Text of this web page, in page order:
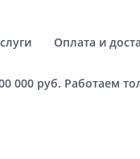
Оплата и
000 руб. Работаем